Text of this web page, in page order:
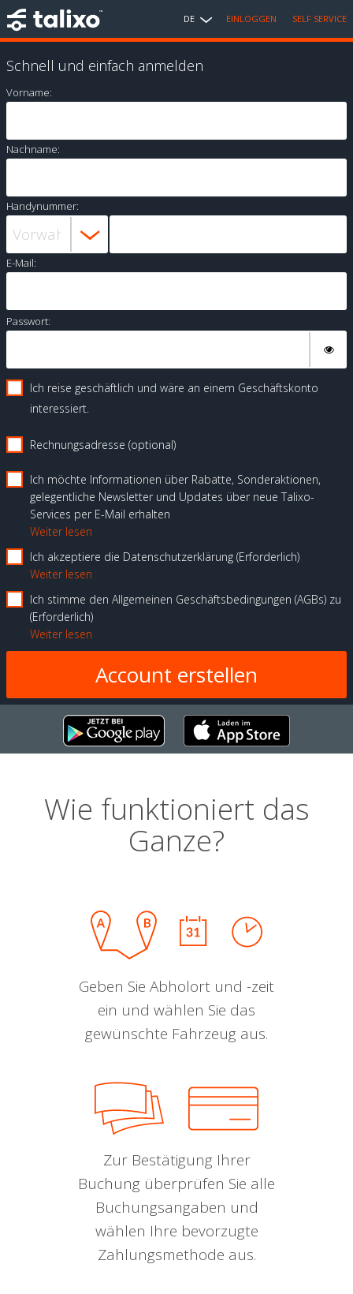
DE EINLOGGEN SELF SERVICE
Schnell und einfach anmelden
Vorname:
Nachname:
Handynummer:
E-Mail:
Passwort:
Ich reise geschäftlich und wäre an einem Geschäftskonto
interessiert.
Rechnungsadresse (optional)
Ich möchte Informationen über Rabatte, Sonderaktionen,
gelegentliche Newsletter und Updates über neue Talixo-
Services per E-Mail erhalten
Weiter lesen
Ich akzeptiere die Datenschutzerklärung Erforderlich
Weiter lesen
Ich stimme den Allgemeinen Geschäftsbedingungen (AGBs) zu
Erforderlich
Weiter lesen
Wie funktioniert das
Ganze?
Geben Sie Abholort und -zeit
ein und wählen Sie das
gewünschte Fahrzeug aus.
Zur Bestätigung Ihrer
Buchung überprüfen Sie alle
Buchungsangaben und
wählen Ihre bevorzugte
Zahlungsmethode aus.